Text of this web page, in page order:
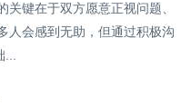
键在于双方愿意正视问题、
人会感到无助，但通过积极沟